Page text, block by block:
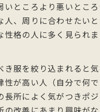
いところより悪いとこ
人、周りに合わせたい
性格の人に多く見られま
き服を絞り込まれると
性が高い人（自分で何
長所によく気がつきポ